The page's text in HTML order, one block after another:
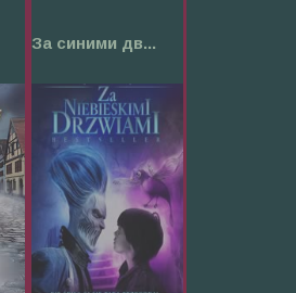
За синими дв...